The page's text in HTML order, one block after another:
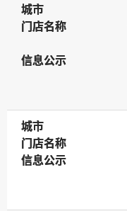
城市
城市
门店名称
门店名称
信息公示
信息公示
城市
城市
门店名称
门店名称
信息公示
信息公示